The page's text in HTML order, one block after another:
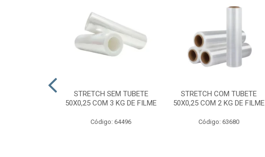
STRETCH SEM TUBETE
50X0,25 COM 3 KG DE FILME
Código: 64496
STRETCH COM TUBETE
50X0,25 COM 2 KG DE FILME
Código: 63680